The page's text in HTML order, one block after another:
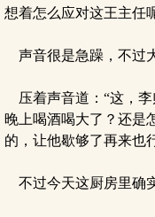
想着怎么应对这王主任
声音很是急躁，不过
压着声音道：“这，李
晚上喝酒喝大了？还是
的，让他歇够了再来也
不过今天这厨房里确